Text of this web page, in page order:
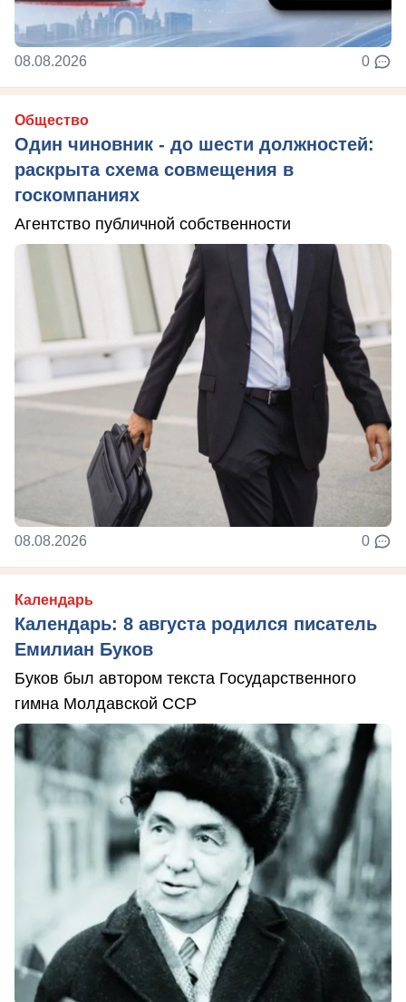
08.08.2026 0
Общество
Один чиновник - до шести должностей:
раскрыта схема совмещения в
госкомпаниях
Агентство публичной собственности
08.08.2026 0
Календарь
Календарь: 8 августа родился писатель
Емилиан Буков
Буков был автором текста Государственного
гимна Молдавской ССР